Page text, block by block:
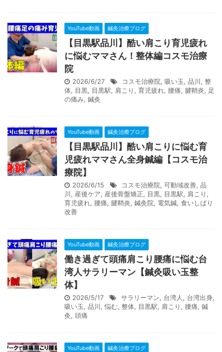
YouTube動画 鍼灸治療ブログ
【目黒駅品川】酷い肩こり育児疲れ
に悩むママさん！整体編コスモ治療
院
2026/6/27 コスモ治療院, 吸い玉, 品川, 整
体, 目黒, 目黒駅, 肩こり , 育児疲れ, 腰痛, 腱鞘炎, 足
の痛み, 鍼灸
YouTube動画 鍼灸治療ブログ
【目黒駅品川】酷い肩こりに悩む育
児疲れママさん全身鍼編【コスモ治
療院】
2026/6/15 コスモ治療院, 可動域改善, 品
川, 産後ケア, 産後骨盤矯正, 目黒, 目黒駅, 肩こり ,
育児疲れ, 腰痛, 腱鞘炎, 鍼灸院, 電気鍼, 食いしばり
改善
YouTube動画 鍼灸治療ブログ
働き過ぎて頭痛肩こり腰痛に悩む台
湾人サラリーマン【鍼灸吸い玉整
体】
2026/5/17 サラリーマン, 台湾人 , 台湾出身,
吸い玉, 品川, 悩む, 整体, 目黒駅, 肩こり , 腰痛, 鍼
灸, 頭痛
YouTube動画 鍼灸治療ブログ